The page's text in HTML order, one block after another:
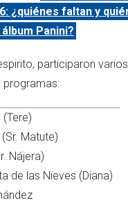
¿quiénes faltan y
Panini?
participaron
programas:
(Tere)
Matute)
Nájera)
de las Nieves (Diana)